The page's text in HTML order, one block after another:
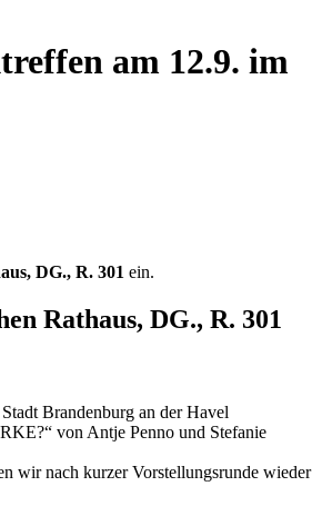
am 12.9. im
DG., R. 301 ein.
Rathaus, DG., R. 301
Brandenburg an der Havel
von Antje Penno und Stefanie
wir nach kurzer Vorstellungsrunde wieder